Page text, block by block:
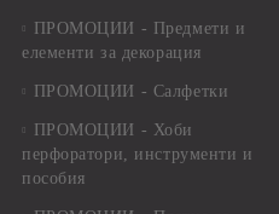
ПРОМОЦИИ - Предмети и
елементи за декорация
ПРОМОЦИИ - Салфетки
ПРОМОЦИИ - Хоби
перфоратори, инструменти и
пособия